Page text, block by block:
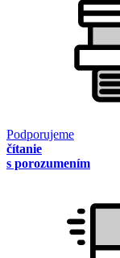
Podporujeme
čítanie
s porozumením